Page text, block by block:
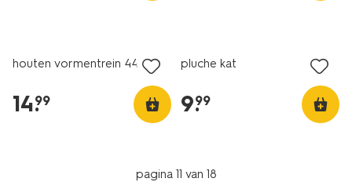
houten vormentrein 44cm
14.
99
pluche kat
9.
99
pagina 11 van 18